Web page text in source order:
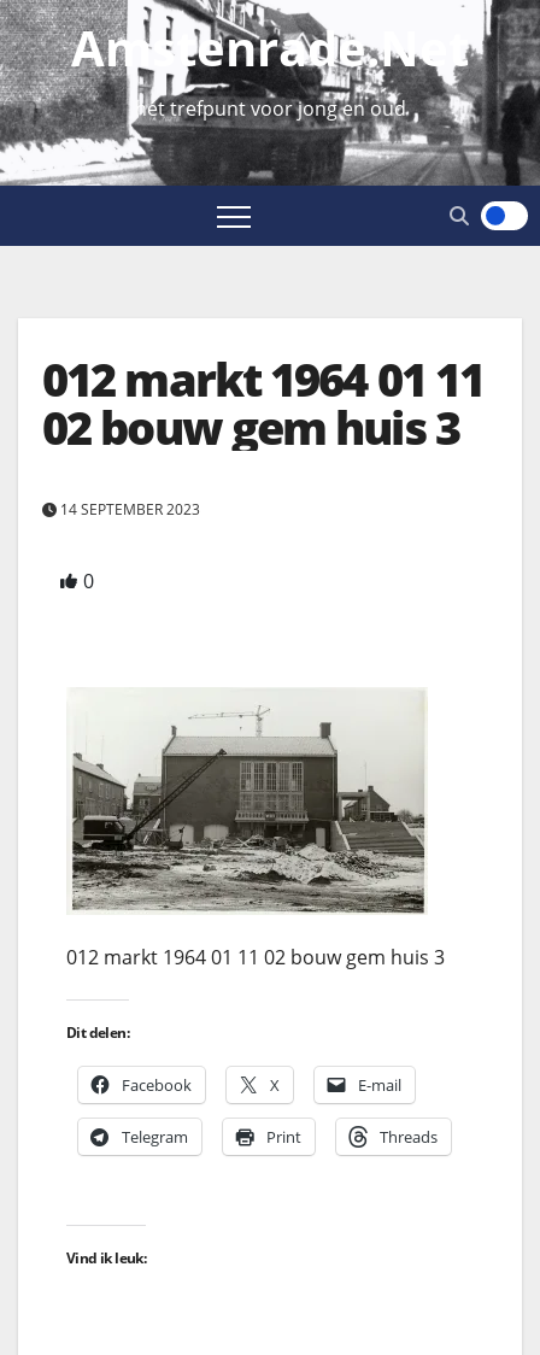
Amstenrade.net
hét trefpunt voor jong en oud
012 markt 1964 01 11
02 bouw gem huis 3
14 SEPTEMBER 2023
0
012 markt 1964 01 11 02 bouw gem huis 3
Dit delen:
Facebook X E-mail
Telegram Print Threads
Vind ik leuk: